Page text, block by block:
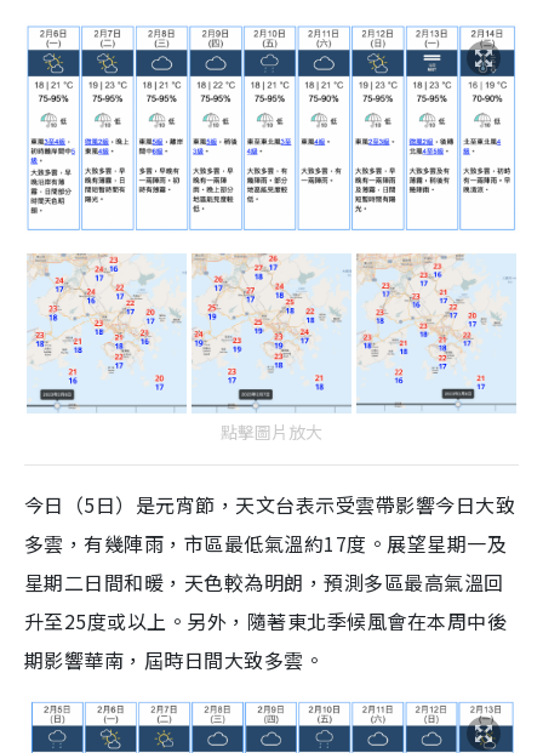
點擊圖片放大
今日（5日）是元宵節，天文台表示受雲帶影響今日大致
多雲，有幾陣雨，市區最低氣溫約17度。展望星期一及
星期二日間和暖，天色較為明朗，預測多區最高氣溫回
升至25度或以上。另外，隨著東北季候風會在本周中後
期影響華南，屆時日間大致多雲。